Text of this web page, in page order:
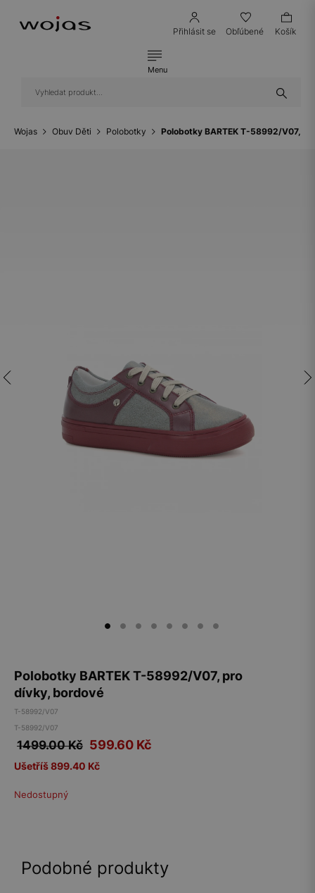
Přihlásit se Obľúbené Košík
Menu
Wojas Obuv Děti Polobotky Polobotky BARTEK T-58992/V07,
Polobotky BARTEK T-58992/V07, pro
dívky, bordové
T-58992/V07
T-58992/V07
1499.00 Kč 599.60 Kč
Ušetříš 899.40 Kč
Nedostupný
Podobné produkty